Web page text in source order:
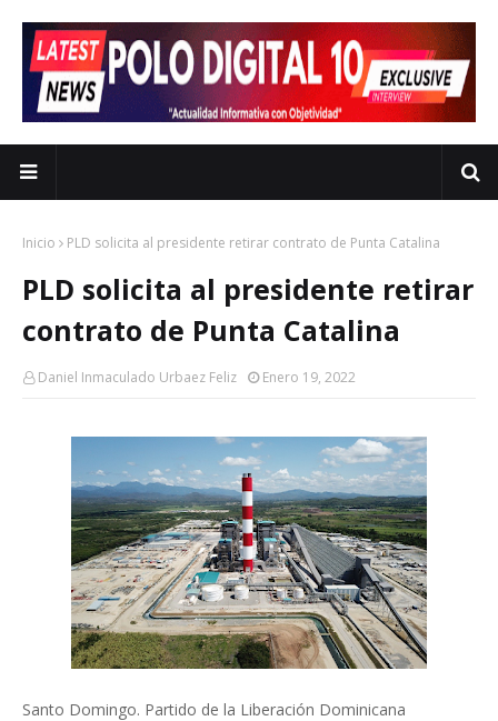
Inicio PLD solicita al presidente retirar contrato de Punta Catalina
PLD solicita al presidente retirar
contrato de Punta Catalina
Daniel Inmaculado Urbaez Feliz Enero 19, 2022
Santo Domingo. Partido de la Liberación Dominicana